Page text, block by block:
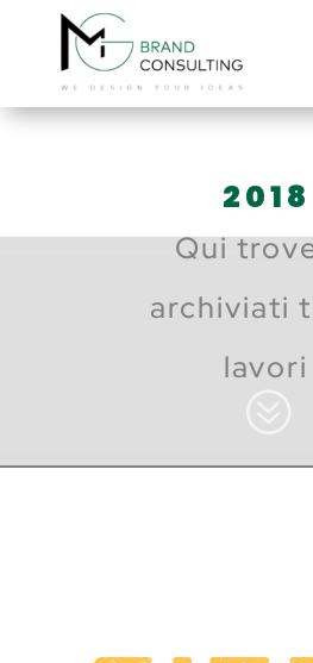
2018
Qui
archiviati
lavori